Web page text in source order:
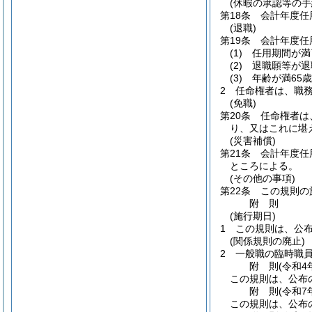
(休暇の承認等の
第18条
会計年度任
(退職)
第19条
会計年度任
(1)
任用期間が
(2)
退職願等が
(3)
年齢が満65
2
任命権者は、職
(免職)
第20条
任命権者は
り、又はこれに
(災害補償)
第21条
会計年度任
ところによる。
(その他の事項)
第22条
この規則
附 則
(施行期日)
1
この規則は、公
(関係規則の廃止)
2
一般職の臨時職
附 則(令和4
この規則は、公
附 則(令和7
この規則は、公